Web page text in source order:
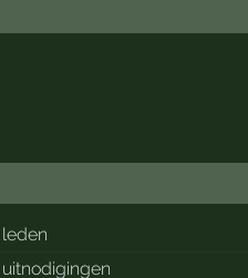
leden
uitnodigingen